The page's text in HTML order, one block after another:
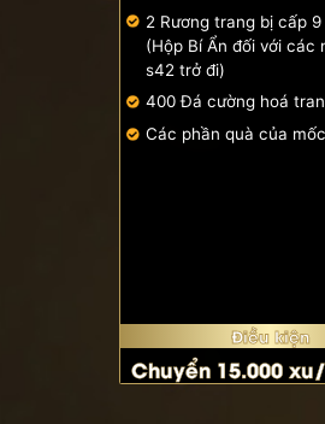
2 Rương trang bị cấp 9
(Hộp Bí Ẩn đối với các
s42 trở đi)
400 Đá cường hoá
Các phần quà của
Điều kiện
Chuyển 15.000